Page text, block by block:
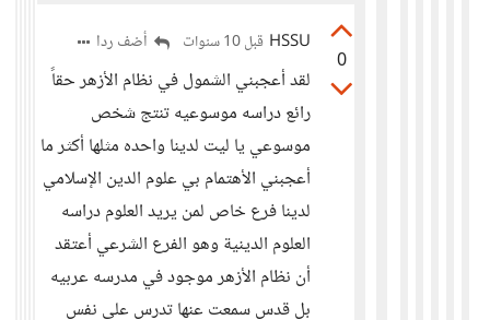
0
HSSU قبل 10 سنوات أضف ردا
لقد أعجبني الشمول في نظام الأزهر حقاً
رائع دراسه موسوعيه تنتج شخص
موسوعي يا ليت لدينا واحده مثلها أكثر ما
أعجبني الأهتمام بي علوم الدين الإسلامي
لدينا فرع خاص لمن يريد العلوم دراسه
العلوم الدينية وهو الفرع الشرعي أعتقد
أن نظام الأزهر موجود في مدرسه عربيه
بل قدس سمعت عنها تدرس على نفس